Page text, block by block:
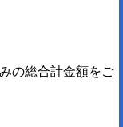
の総合計金額をご